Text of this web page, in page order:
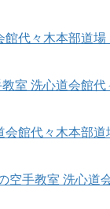
代々木本部道場
室 洗心道会館
館代々木本部
空手教室 洗心道